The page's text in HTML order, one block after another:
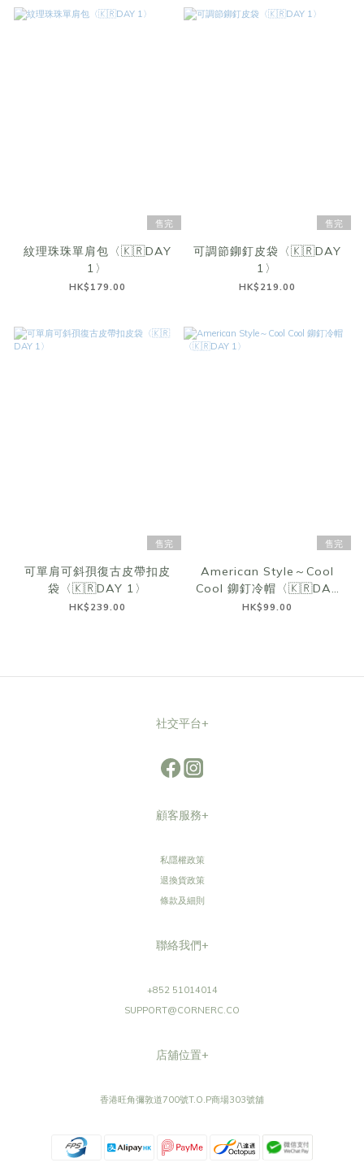
售完
紋理珠珠單肩包〈🇰🇷DAY
1〉
HK$179.00
售完
可調節鉚釘皮袋〈🇰🇷DAY
1〉
HK$219.00
售完
可單肩可斜孭復古皮帶扣皮
袋〈🇰🇷DAY 1〉
HK$239.00
售完
American Style～Cool
Cool 鉚釘冷帽〈🇰🇷DAY
1〉
HK$99.00
社交平台+
顧客服務+
私隱權政策
退換貨政策
條款及細則
聯絡我們+
+852 51014014
SUPPORT@CORNERC.CO
店舖位置+
香港旺角彌敦道700號T.O.P商場303號舖